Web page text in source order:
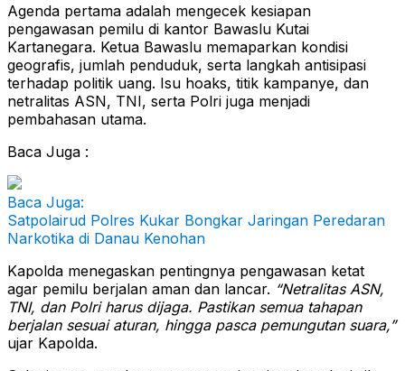
Agenda pertama adalah mengecek kesiapan
pengawasan pemilu di kantor Bawaslu Kutai
Kartanegara. Ketua Bawaslu memaparkan kondisi
geografis, jumlah penduduk, serta langkah antisipasi
terhadap politik uang. Isu hoaks, titik kampanye, dan
netralitas ASN, TNI, serta Polri juga menjadi
pembahasan utama.
Baca Juga :
Baca Juga:
Satpolairud Polres Kukar Bongkar Jaringan Peredaran
Narkotika di Danau Kenohan
Kapolda menegaskan pentingnya pengawasan ketat
agar pemilu berjalan aman dan lancar. “Netralitas ASN,
TNI, dan Polri harus dijaga. Pastikan semua tahapan
berjalan sesuai aturan, hingga pasca pemungutan suara,”
ujar Kapolda.